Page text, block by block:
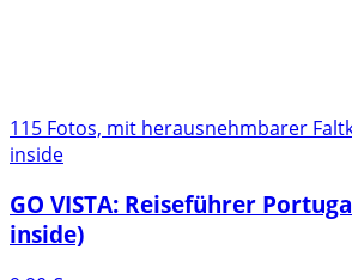
115 Fotos, mit herausnehmbarer
inside
GO VISTA: Reiseführer
inside)